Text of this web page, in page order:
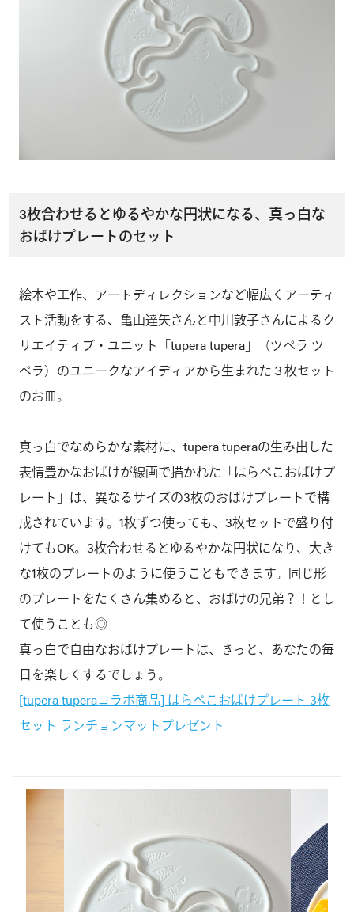
3枚合わせるとゆるやかな円状になる、真っ白な
おばけプレートのセット
絵本や工作、アートディレクションなど幅広くアーティ
スト活動をする、亀山達矢さんと中川敦子さんによるク
リエイティブ・ユニット「tupera tupera」（ツペラ ツ
ペラ）のユニークなアイディアから生まれた３枚セット
のお皿。
真っ白でなめらかな素材に、tupera tuperaの生み出した
表情豊かなおばけが線画で描かれた「はらぺこおばけプ
レート」は、異なるサイズの3枚のおばけプレートで構
成されています。1枚ずつ使っても、3枚セットで盛り付
けてもOK。3枚合わせるとゆるやかな円状になり、大き
な1枚のプレートのように使うこともできます。同じ形
のプレートをたくさん集めると、おばけの兄弟？！とし
て使うことも◎
真っ白で自由なおばけプレートは、きっと、あなたの毎
日を楽しくするでしょう。
[tupera tuperaコラボ商品] はらぺこおばけプレート 3枚
セット ランチョンマットプレゼント